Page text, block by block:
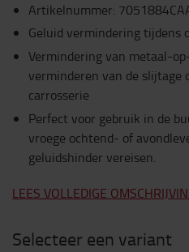
Artikelnummer:
Geluid vermindering tijdens
Vermindering van metaal-
verminderen van de slijtage
carrosserie
Perfect voor gebruik in de
vroege ochtend- of
geluidshinder vereisen.
LEES VOLLEDIGE
Selecteer een variant